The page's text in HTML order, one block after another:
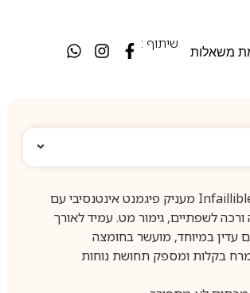
משאלות
שיתוף :
שפתון מאט Infaillible מעניק פיגמנט אינטנסיבי עם
לשפתיים, גימור מט. עמיד לאורך
עדין במיוחד, מועשר בחומצה
בקלות ומספק תחושת נוחות